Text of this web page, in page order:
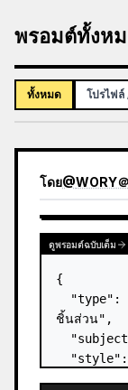
พรอมต์ทั้งห
ทั้งหมด โปรไฟล์
โดย@WORY
ดูพรอมต์ฉบับเต็ม
{
ชิ้นส่วน",